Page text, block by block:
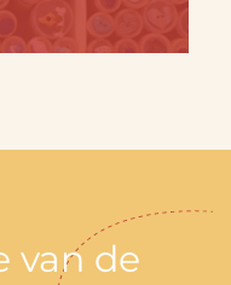
van de